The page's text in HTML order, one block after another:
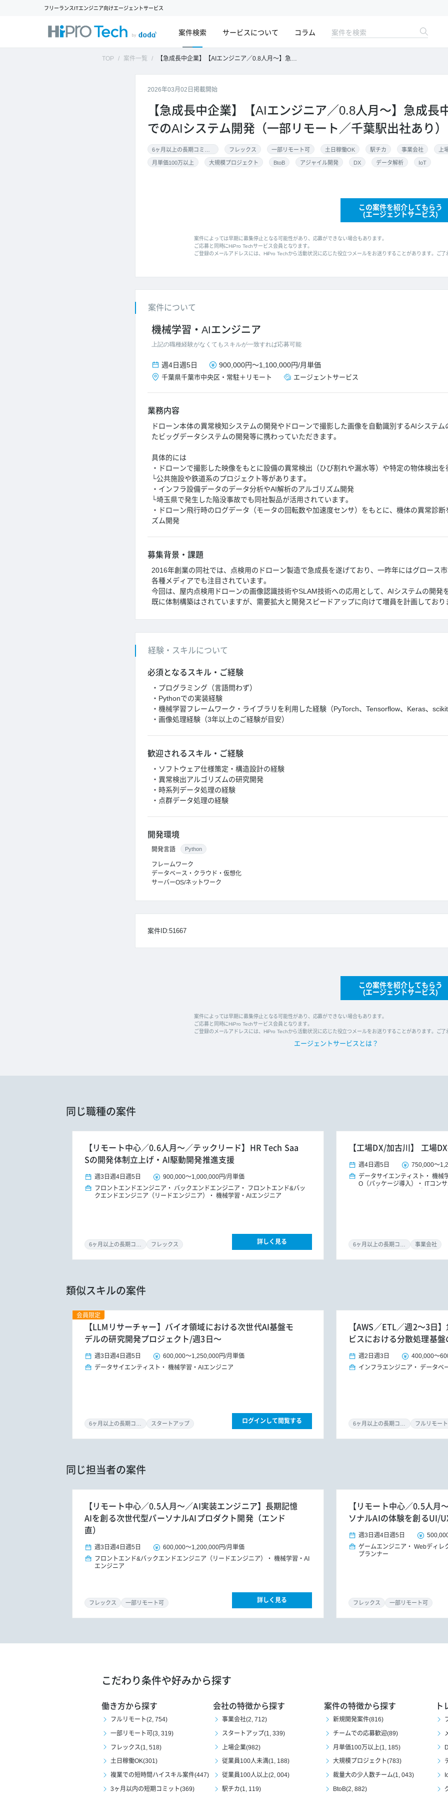
フリーランスITエンジニア向けエージェントサービス
案件検索 サービスについて コラム
TOP 案件一覧 【急成長中企業】【AIエンジニア／0.8人月～】急成長中ドローン企業でのAIシステム開発（一部リモート／千葉駅出社あり）
2026年03月02日掲載開始
【急成長中企業】【AIエンジニア／0.8人月～】急成長
でのAIシステム開発（一部リモート／千葉駅出社あり）
フレックス 一部リモート可 土日稼働OK 駅チカ 事業会社 上
月単価100万以上 大規模プロジェクト BtoB アジャイル開発 DX データ解析 IoT
この案件を紹介してもらう
(エージェントサービス)
案件によっては早期に募集停止となる可能性があり、応募ができない場合もあります。
ご応募と同時にHiPro Techサービス会員となります。
ご登録のメールアドレスには、HiPro Techから活動状況に応じた役立つメールをお送りすることがあります。ご了
案件について
機械学習・AIエンジニア
上記の職種経験がなくてもスキルが一致すれば応募可能
週4日週5日 900,000円～1,100,000円/月単価
千葉県千葉市中央区 ・ 常駐＋リモート エージェントサービス
業務内容
ドローン本体の異常検知システムの開発やドローンで撮影した画像を自動識別するAIシステム
たビッグデータシステムの開発等に携わっていただきます。
具体的には
・ドローンで撮影した映像をもとに設備の異常検出（ひび割れや漏水等）や特定の物体検出
└公共施設や鉄道系のプロジェクト等があります。
・インフラ設備データのデータ分析やAI解析のアルゴリズム開発
└埼玉県で発生した陥没事故でも同社製品が活用されています。
・ドローン飛行時のログデータ（モータの回転数や加速度センサ）をもとに、機体の異常診断
ズム開発
募集背景・課題
2016年創業の同社では、点検用のドローン製造で急成長を遂げており、一昨年にはグロース市
各種メディアでも注目されています。
今回は、屋内点検用ドローンの画像認識技術やSLAM技術への応用として、AIシステムの開発
既に体制構築はされていますが、需要拡大と開発スピードアップに向けて増員を計画しており
経験・スキルについて
必須となるスキル・ご経験
・プログラミング（言語問わず）
・Pythonでの実装経験
・機械学習フレームワーク・ライブラリを利用した経験（PyTorch、Tensorflow、Keras、
・画像処理経験（3年以上のご経験が目安）
歓迎されるスキル・ご経験
・ソフトウェア仕様策定・構造設計の経験
・異常検出アルゴリズムの研究開発
・時系列データ処理の経験
・点群データ処理の経験
開発環境
開発言語 Python
フレームワーク
データベース・クラウド・仮想化
サーバーOS/ネットワーク
案件ID:51667
この案件を紹介してもらう
(エージェントサービス)
案件によっては早期に募集停止となる可能性があり、応募ができない場合もあります。
ご応募と同時にHiPro Techサービス会員となります。
ご登録のメールアドレスには、HiPro Techから活動状況に応じた役立つメールをお送りすることがあります。ご了
エージェントサービスとは？
同じ職種の案件
【リモート中心／0.6人月～／テックリード】HR Tech Saa
Sの開発体制立上げ・AI駆動開発推進支援
週3日 週4日 週5日 900,000～1,000,000円/月単価
フロントエンドエンジニア
バックエンドエンジニア
フロントエンド&バッ
クエンドエンジニア（リードエンジニア）
機械学習・AIエンジニア
フレックス 詳しく見る
【工場DX/加古川】 工場
週4日 週5日 750,000～
データサイエンティスト
機械
O（パッケージ導入）
ITコン
事業会社
類似スキルの案件
会員限定
【LLMリサーチャー】バイオ領域における次世代AI基盤モ
デルの研究開発プロジェクト/週3日～
週3日 週4日 週5日 600,000～1,250,000円/月単価
データサイエンティスト
機械学習・AIエンジニア
スタートアップ ログインして閲覧する
【AWS／ETL／週2～3日
ビスにおける分散処理基
週2日 週3日 400,000～
インフラエンジニア
データベ
フルリモート
同じ担当者の案件
【リモート中心／0.5人月～／AI実装エンジニア】長期記憶
AIを創る次世代型パーソナルAIプロダクト開発（エンド
直）
週3日 週4日 週5日 600,000～1,200,000円/月単価
フロントエンド&バックエンドエンジニア（リードエンジニア）
機械学習・AI
エンジニア
フレックス 一部リモート可 詳しく見る
【リモート中心／0.5人月
ソナルAIの体験を創るUI/
週3日 週4日 週5日
ゲームエンジニア
Webディレ
プランナー
フレックス 一部リモート可
こだわり条件や好みから探す
働き方から探す
フルリモート(2, 754)
一部リモート可(3, 319)
フレックス(1, 518)
土日稼働OK(301)
複業での短時間ハイスキル案件(447)
3ヶ月以内の短期コミット(369)
会社の特徴から探す
事業会社(2, 712)
スタートアップ(1, 339)
上場企業(982)
従業員100人未満(1, 188)
従業員100人以上(2, 004)
駅チカ(1, 119)
案件の特徴から探す
新規開発案件(816)
チームでの応募歓迎(89)
月単価100万以上(1, 185)
大規模プロジェクト(783)
裁量大の少人数チーム(1, 043)
BtoB(2, 882)
ト